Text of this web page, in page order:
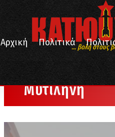
... βολή στους
Αρχική
Πολιτικά
Μυτιλήνη
Μυτιλήνη